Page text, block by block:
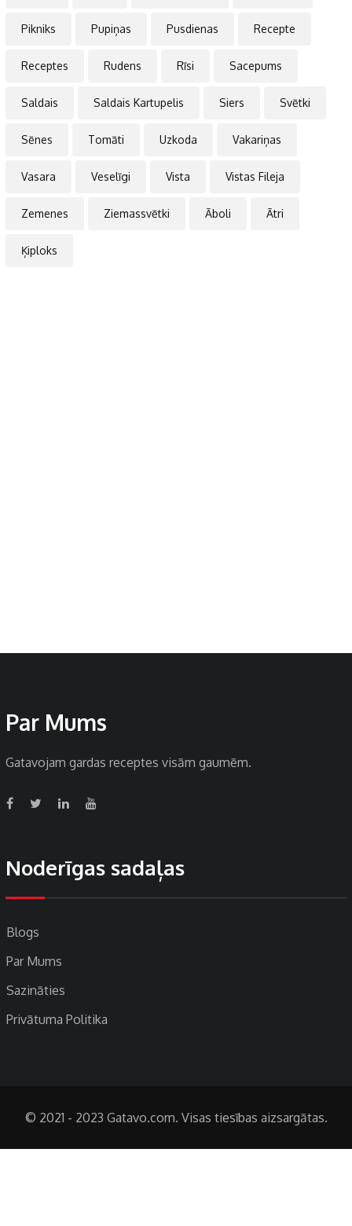
Pikniks Pupiņas Pusdienas Recepte
Receptes Rudens Rīsi Sacepums
Saldais Saldais Kartupelis Siers Svētki
Sēnes Tomāti Uzkoda Vakariņas
Vasara Veselīgi Vista Vistas Fileja
Zemenes Ziemassvētki Āboli Ātri
Ķiploks
Par Mums
Gatavojam gardas receptes visām gaumēm.
Noderīgas sadaļas
Blogs
Par Mums
Sazināties
Privātuma Politika
© 2021 - 2023 Gatavo.com. Visas tiesības aizsargātas.